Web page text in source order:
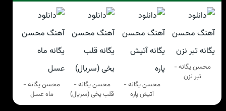
محسن یگانه -
تبر نزن
محسن یگانه -
آتیش پاره
محسن یگانه -
قلب یخی (سریال)
محسن یگانه -
ماه عسل